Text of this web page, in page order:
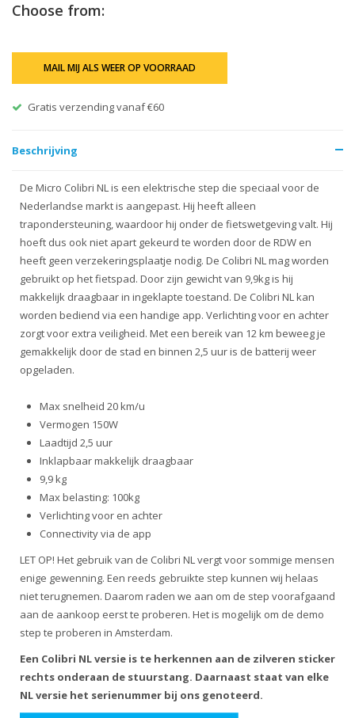
Choose from:
MAIL MIJ ALS WEER OP VOORRAAD
Gratis verzending vanaf €60
Beschrijving
De Micro Colibri NL is een elektrische step die speciaal voor de
Nederlandse markt is aangepast. Hij heeft alleen
trapondersteuning, waardoor hij onder de fietswetgeving valt. Hij
hoeft dus ook niet apart gekeurd te worden door de RDW en
heeft geen verzekeringsplaatje nodig. De Colibri NL mag worden
gebruikt op het fietspad. Door zijn gewicht van 9,9kg is hij
makkelijk draagbaar in ingeklapte toestand. De Colibri NL kan
worden bediend via een handige app. Verlichting voor en achter
zorgt voor extra veiligheid. Met een bereik van 12 km beweeg je
gemakkelijk door de stad en binnen 2,5 uur is de batterij weer
opgeladen.
Max snelheid 20 km/u
Vermogen 150W
Laadtijd 2,5 uur
Inklapbaar makkelijk draagbaar
9,9 kg
Max belasting: 100kg
Verlichting voor en achter
Connectivity via de app
LET OP! Het gebruik van de Colibri NL vergt voor sommige mensen
enige gewenning. Een reeds gebruikte step kunnen wij helaas
niet terugnemen. Daarom raden we aan om de step voorafgaand
aan de aankoop eerst te proberen. Het is mogelijk om de demo
step te proberen in Amsterdam.
Een Colibri NL versie is te herkennen aan de zilveren sticker
rechts onderaan de stuurstang. Daarnaast staat van elke
NL versie het serienummer bij ons genoteerd.